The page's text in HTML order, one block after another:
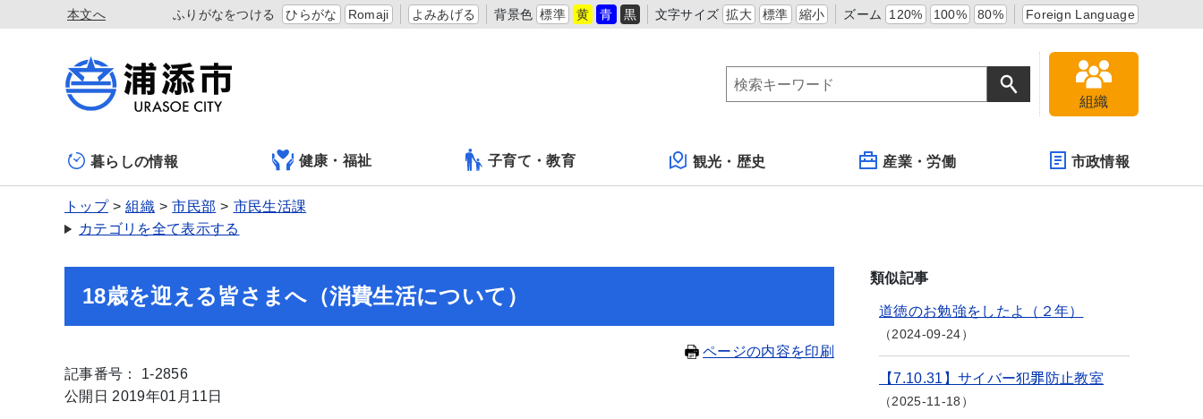
本文へ ふりがなをつける ひらがな Romaji よみあげる 背景色 標準 黄 青 黒 文字サイズ 拡大 標準 縮小 ズーム 120% 100% 80% Foreign Language
組織
暮らしの情報 健康・福祉 子育て・教育 観光・歴史 産業・労働 市政情報
トップ 組織 市民部
市民生活課
カテゴリを全て表示する
18歳を迎える皆さまへ（消費生活について）
ページの内容を印刷
記事番号： 1-2856
公開日 2019年01月11日
類似記事
道徳のお勉強をしたよ（２年）
2024-09-24
【7.10.31】サイバー犯罪防止教室
2025-11-18